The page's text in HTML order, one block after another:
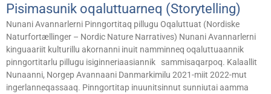
Pisimasunik oqaluttuarneq (Storytelling)
Nunani Avannarlerni Pinngortitaq pillugu Oqaluttuat (Nordiske
Natur­fortællinger – Nordic Nature Narratives) Nunani Avannarlerni
kinguaariit kulturillu akornanni inuit namminneq oqaluttuaannik
pinngortitarlu pillugu isiginneriaasiannik sammisaqarpoq. Kalaallit
Nunaanni, Norgep Avannaani Danmarkimilu 2021-miit 2022-mut
ingerlanneqassaaq. Pinngortitap inuunitsinnut sunniutai aamma